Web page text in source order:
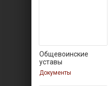
Общевоинские
уставы
вооруженных сил
СССР
Документы